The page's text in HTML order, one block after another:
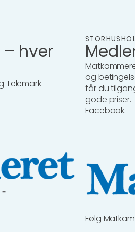
hver
Telemark
og
får du
gode priser.
Facebook.
Følg